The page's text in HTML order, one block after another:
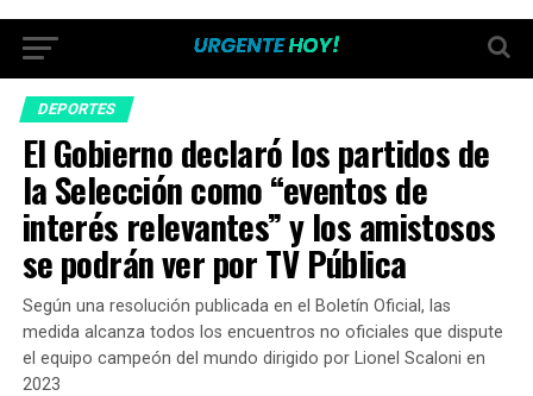
DEPORTES
El Gobierno declaró los partidos de
la Selección como “eventos de
interés relevantes” y los amistosos
se podrán ver por TV Pública
Según una resolución publicada en el Boletín Oficial, las
medida alcanza todos los encuentros no oficiales que dispute
el equipo campeón del mundo dirigido por Lionel Scaloni en
2023